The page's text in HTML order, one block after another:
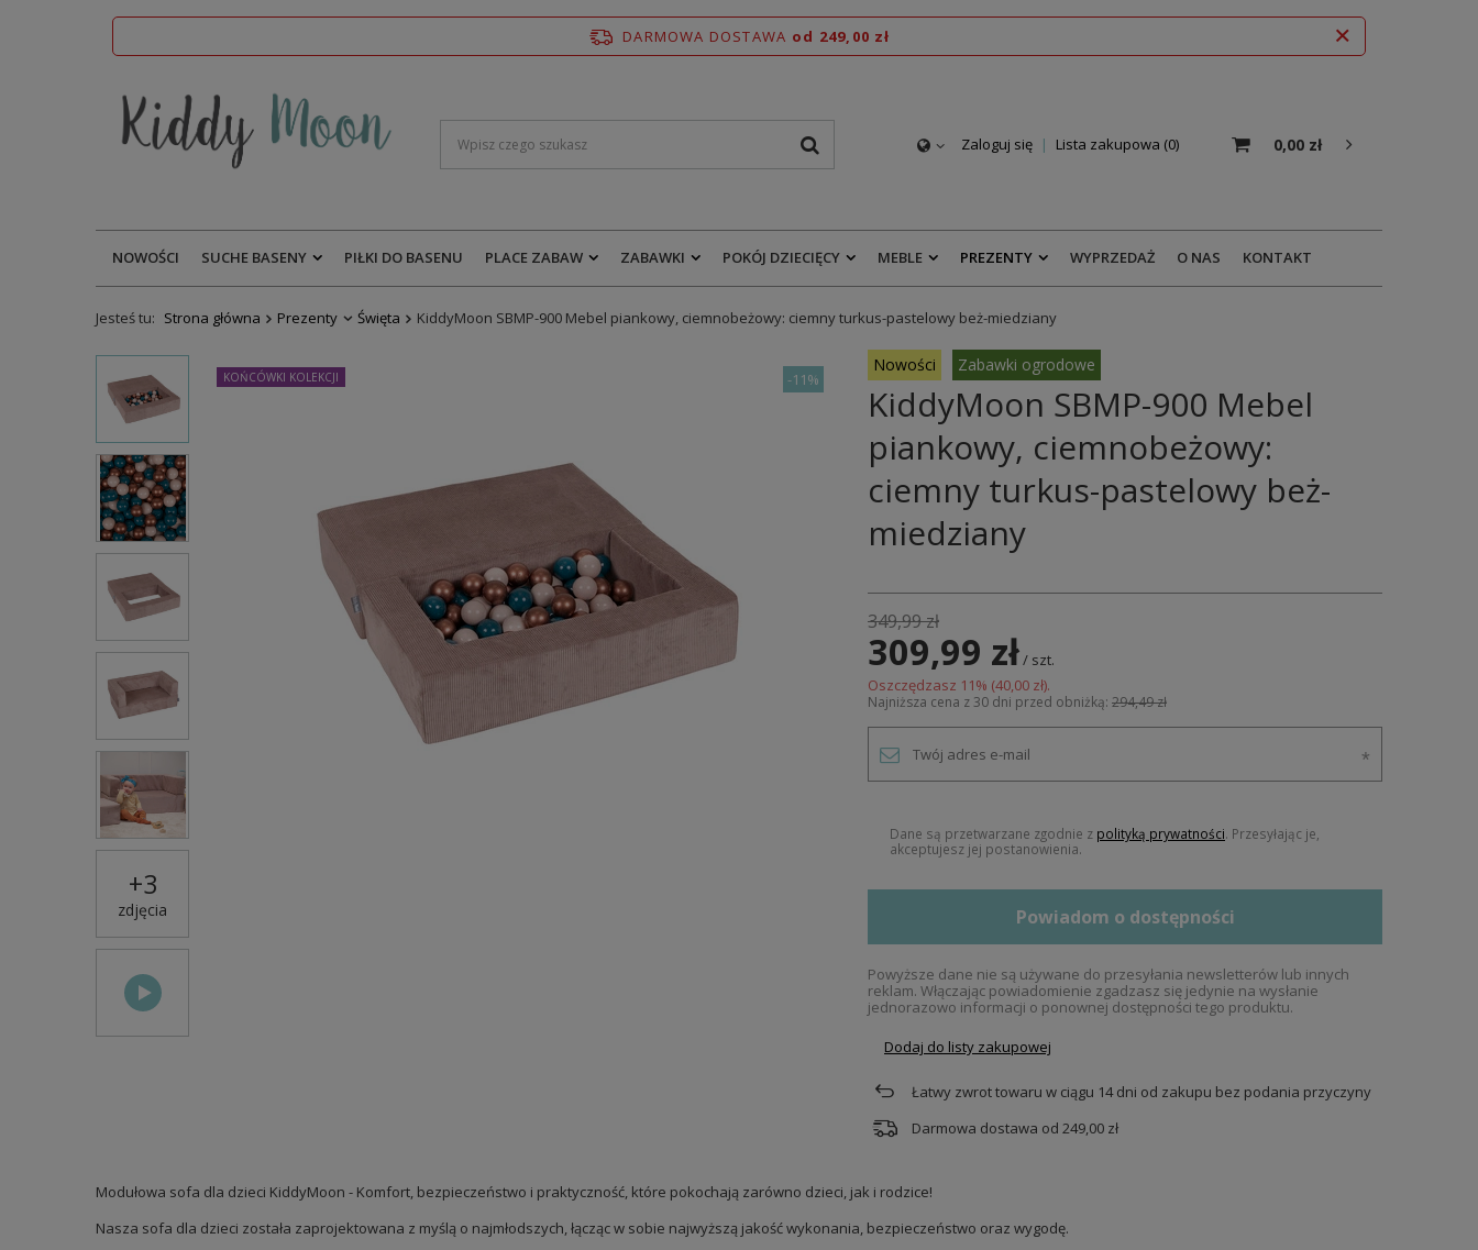
DARMOWA DOSTAWA od 249,00 zł
Zaloguj się Lista zakupowa 0 0,00 zł
NOWOŚCI SUCHE BASENY PIŁKI DO BASENU PLACE ZABAW ZABAWKI POKÓJ DZIECIĘCY MEBLE PREZENTY WYPRZEDAŻ O NAS KONTAKT
Jesteś tu: Strona główna Prezenty Święta KiddyMoon SBMP-900 Mebel piankowy, ciemnobeżowy: ciemny turkus-pastelowy beż-miedziany
Nowości Zabawki ogrodowe
KiddyMoon SBMP-900 Mebel
piankowy, ciemnobeżowy:
ciemny turkus-pastelowy beż-
miedziany
-11%
+3
zdjęcia
KOŃCÓWKI KOLEKCJI
349,99 zł
309,99 zł/ szt.
Oszczędzasz 11% (40,00 zł).
Najniższa cena z 30 dni przed obniżką: 294,49 zł
Dane są przetwarzane zgodnie z polityką prywatności. Przesyłając je,
akceptujesz jej postanowienia.
Powiadom o dostępności
Powyższe dane nie są używane do przesyłania newsletterów lub innych
reklam. Włączając powiadomienie zgadzasz się jedynie na wysłanie
jednorazowo informacji o ponownej dostępności tego produktu.
Dodaj do listy zakupowej
Łatwy zwrot towaru w ciągu 14dni od zakupu bez podania przyczyny
Darmowa dostawa od 249,00 zł
Modułowa sofa dla dzieci KiddyMoon - Komfort, bezpieczeństwo i praktyczność, które pokochają zarówno dzieci, jak i rodzice!
Nasza sofa dla dzieci została zaprojektowana z myślą o najmłodszych, łącząc w sobie najwyższą jakość wykonania, bezpieczeństwo oraz wygodę.